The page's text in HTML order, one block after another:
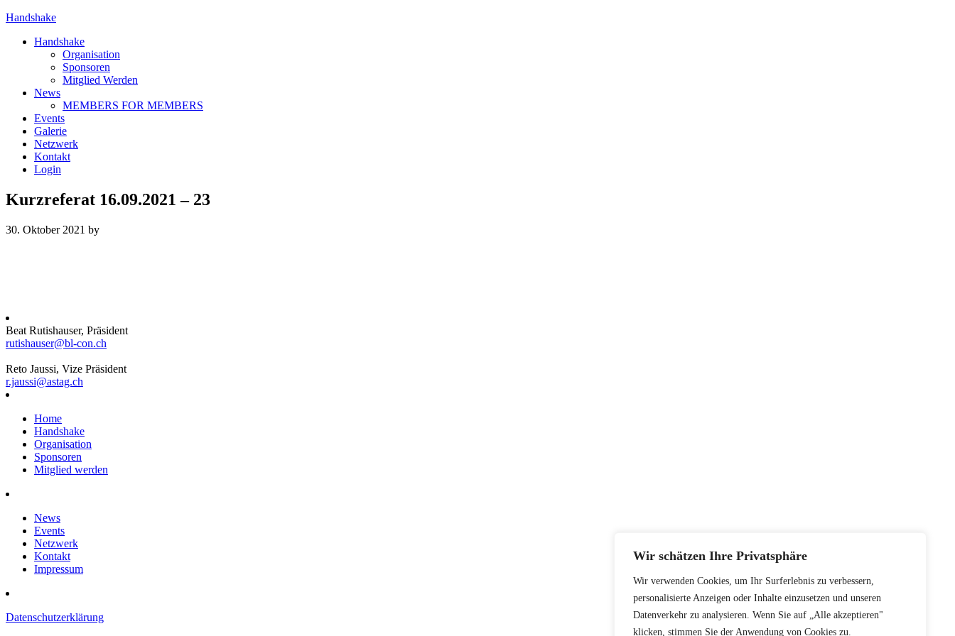
Wir schätzen Ihre Privatsphäre
Wir verwenden Cookies, um Ihr Surferlebnis zu verbessern,
personalisierte Anzeigen oder Inhalte einzusetzen und unseren
Datenverkehr zu analysieren. Wenn Sie auf „Alle akzeptieren"
klicken, stimmen Sie der Anwendung von Cookies zu.
Handshake
Handshake
Organisation
Sponsoren
Mitglied Werden
News
MEMBERS FOR MEMBERS
Events
Galerie
Netzwerk
Kontakt
Login
Kurzreferat 16.09.2021 – 23
30. Oktober 2021 by
Beat Rutishauser, Präsident
rutishauser@bl-con.ch
Reto Jaussi, Vize Präsident
r.jaussi@astag.ch
Home
Handshake
Organisation
Sponsoren
Mitglied werden
News
Events
Netzwerk
Kontakt
Impressum
Datenschutzerklärung